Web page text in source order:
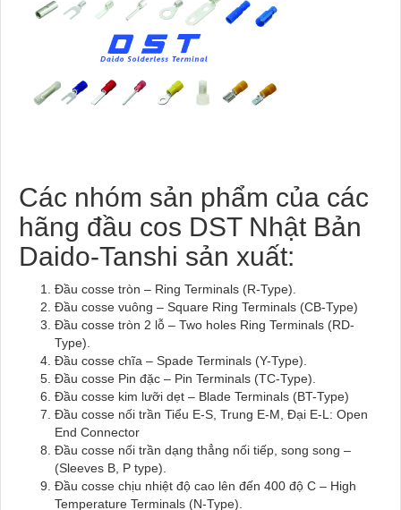
Các nhóm sản phẩm của các
hãng đầu cos DST Nhật Bản
Daido-Tanshi sản xuất:
Đầu cosse tròn – Ring Terminals (R-Type).
Đầu cosse vuông – Square Ring Terminals (CB-Type)
Đầu cosse tròn 2 lỗ – Two holes Ring Terminals (RD-
Type).
Đầu cosse chĩa – Spade Terminals (Y-Type).
Đầu cosse Pin đặc – Pin Terminals (TC-Type).
Đầu cosse kim lưỡi dẹt – Blade Terminals (BT-Type)
Đầu cosse nối trần Tiểu E-S, Trung E-M, Đại E-L: Open
End Connector
Đầu cosse nối trần dạng thẳng nối tiếp, song song –
(Sleeves B, P type).
Đầu cosse chịu nhiệt độ cao lên đến 400 độ C – High
Temperature Terminals (N-Type).